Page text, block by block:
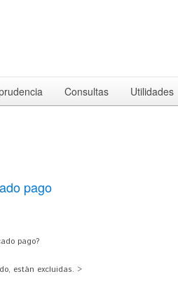
Consultas Utilidades
pago
pago?
están excluidas. >